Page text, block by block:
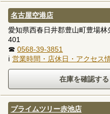
名古屋空港店
愛知県西春日井郡豊山町豊場
401
☎ 0568-39-3851
ℹ 営業時間・店休日・アクセス
プライムツリー赤池店